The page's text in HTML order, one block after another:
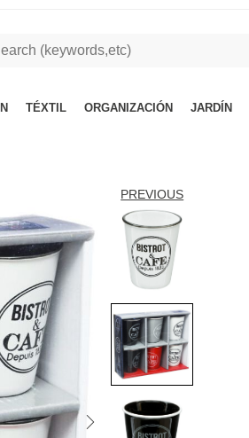
TÉXTIL ORGANIZACIÓN JARDÍN
PREVIOUS